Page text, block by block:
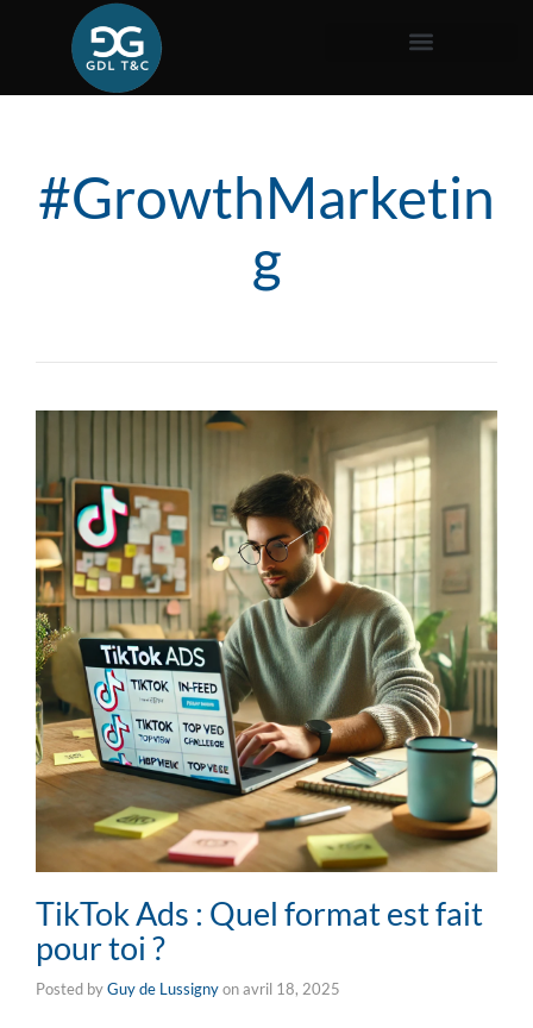
#GrowthMarketin
g
TikTok Ads : Quel format est fait
pour toi ?
Posted byGuy de Lussignyonavril 18, 2025